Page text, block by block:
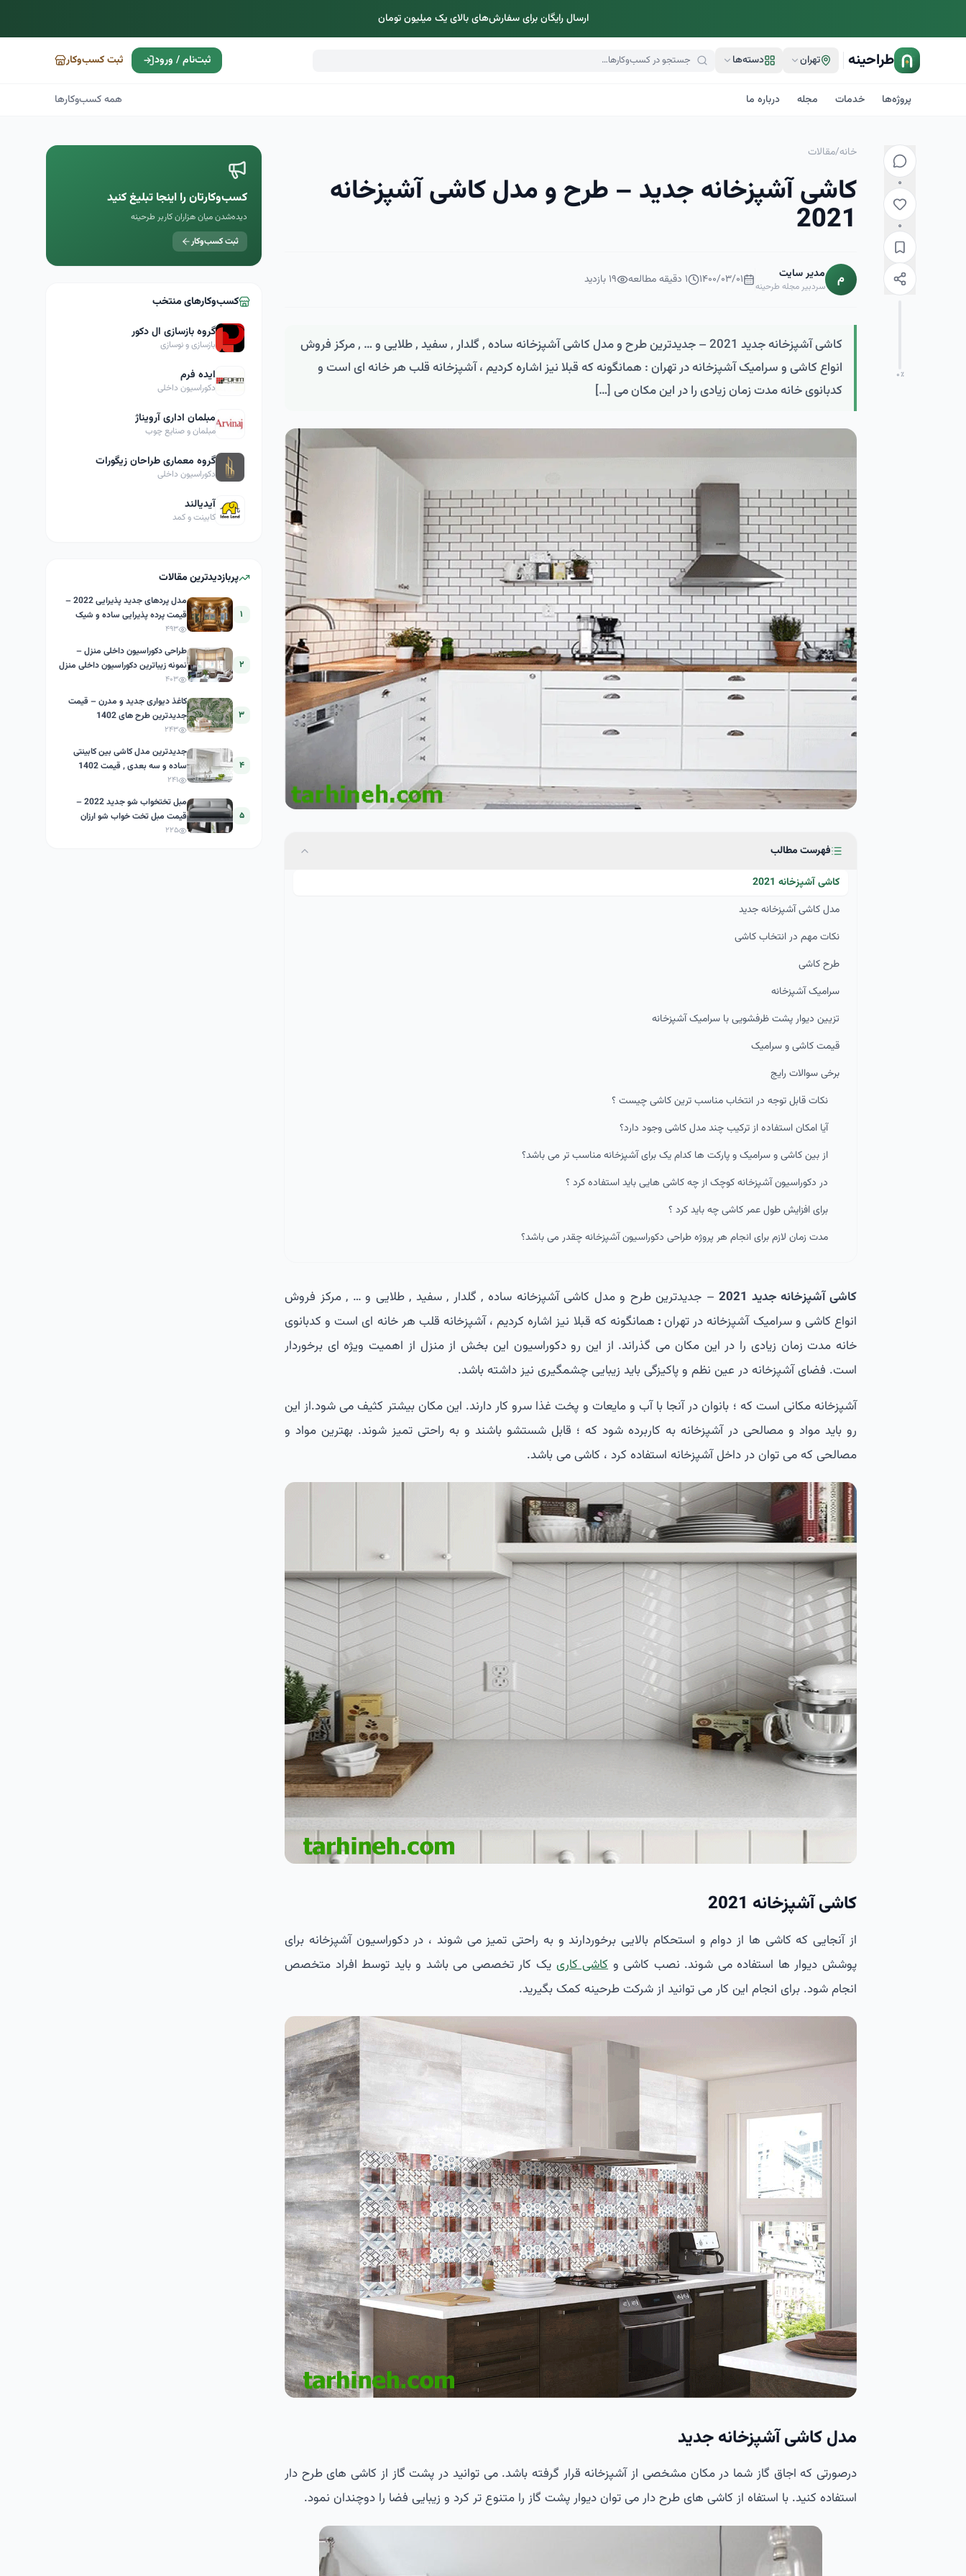
ارسال رایگان برای سفارش‌های بالای یک میلیون تومان
طراحینه تهران دسته‌ها ثبت کسب‌وکار ثبت‌نام / ورود
پروژه‌ها خدمات مجله درباره ما همه کسب‌وکارها
۰
۰
۰٪
خانه/مقالات
کاشی آشپزخانه جدید – طرح و مدل کاشی آشپزخانه
2021
م مدیر سایت
سردبیر مجله طرحینه ۱۴۰۰/۰۳/۰۱ ۱ دقیقه مطالعه ۱۹بازدید
کاشی آشپزخانه جدید 2021 – جدیدترین طرح و مدل کاشی آشپزخانه ساده , گلدار , سفید , طلایی و … , مرکز فروش
انواع کاشی و سرامیک آشپزخانه در تهران : همانگونه که قبلا نیز اشاره کردیم ، آشپزخانه قلب هر خانه ای است و
کدبانوی خانه مدت زمان زیادی را در این مکان می […]
فهرست مطالب
کاشی آشپزخانه 2021
مدل کاشی آشپزخانه جدید
نکات مهم در انتخاب کاشی
طرح کاشی
سرامیک آشپزخانه
تزیین دیوار پشت ظرفشویی با سرامیک آشپزخانه
قیمت کاشی و سرامیک
برخی سوالات رایج
نکات قابل توجه در انتخاب مناسب ترین کاشی چیست ؟
آیا امکان استفاده از ترکیب چند مدل کاشی وجود دارد؟
از بین کاشی و سرامیک و پارکت ها کدام یک برای آشپزخانه مناسب تر می باشد؟
در دکوراسیون آشپزخانه کوچک از چه کاشی هایی باید استفاده کرد ؟
برای افزایش طول عمر کاشی چه باید کرد ؟
مدت زمان لازم برای انجام هر پروژه طراحی دکوراسیون آشپزخانه چقدر می باشد؟
کاشی آشپزخانه جدید 2021
– جدیدترین طرح و مدل کاشی آشپزخانه ساده , گلدار , سفید , طلایی و … , مرکز فروش
انواع کاشی و سرامیک آشپزخانه در تهران: همانگونه که قبلا نیز اشاره کردیم ، آشپزخانه قلب هر خانه ای است و کدبانوی
خانه مدت زمان زیادی را در این مکان می گذراند. از این رو دکوراسیون این بخش از منزل از اهمیت ویژه ای برخوردار
است. فضای آشپزخانه در عین نظم و پاکیزگی باید زیبایی چشمگیری نیز داشته باشد.
آشپزخانه مکانی است که ؛ بانوان در آنجا با آب و مایعات و پخت غذا سرو کار دارند. این مکان بیشتر کثیف می شود.از این
رو باید مواد و مصالحی در آشپزخانه به کاربرده شود که ؛ قابل شستشو باشند و به راحتی تمیز شوند. بهترین مواد و
مصالحی که می توان در داخل آشپزخانه استفاده کرد ، کاشی می باشد.
کاشی آشپزخانه 2021
از آنجایی که کاشی ها از دوام و استحکام بالایی برخوردارند و به راحتی تمیز می شوند ، در دکوراسیون آشپزخانه برای
پوشش دیوار ها استفاده می شوند. نصب کاشی و کاشی کاری یک کار تخصصی می باشد و باید توسط افراد متخصص
انجام شود. برای انجام این کار می توانید از شرکت طرحینه کمک بگیرید.
مدل کاشی آشپزخانه جدید
درصورتی که اجاق گاز شما در مکان مشخصی از آشپزخانه قرار گرفته باشد. می توانید در پشت گاز از کاشی های طرح دار
استفاده کنید. با استفاه از کاشی های طرح دار می توان دیوار پشت گاز را متنوع تر کرد و زیبایی فضا را دوچندان نمود.
کسب‌وکارتان را اینجا تبلیغ کنید
دیده‌شدن میان هزاران کاربر طرحینه
ثبت کسب‌وکار
کسب‌وکارهای منتخب
گروه بازسازی ال دکور
بازسازی و نوسازی
ایده فرم
دکوراسیون داخلی
مبلمان اداری آرویناژ
مبلمان و صنایع چوب
گروه معماری طراحان زیگورات
دکوراسیون داخلی
آیدیالند
کابینت و کمد
پربازدیدترین مقالات
۱
مدل پردهای جدید پذیرایی 2022 –
قیمت پرده پذیرایی ساده و شیک
۴۹۳
۲
طراحی دکوراسیون داخلی منزل –
نمونه زیباترین دکوراسیون داخلی منزل
ایرانی
۴۰۳
۳
کاغذ دیواری جدید و مدرن – قیمت
جدیدترین طرح های 1402
۲۴۳
۴
جدیدترین مدل کاشی بین کابینتی
ساده و سه بعدی , قیمت 1402
۲۴۱
۵
مبل تختخواب شو جدید 2022 –
قیمت مبل تخت خواب شو ارزان
۲۲۵